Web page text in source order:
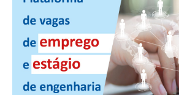
SEESPPREV
CONSÓRCIOS
CAMPANHAS SALARIAIS